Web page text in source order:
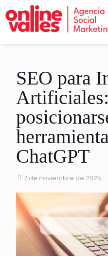
SEO para
ChatGPT
7 de noviembre de 2025